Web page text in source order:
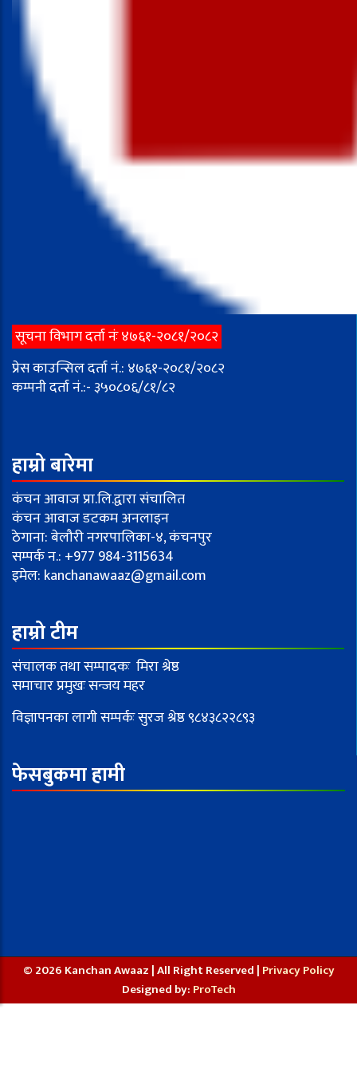
सूचना विभाग दर्ता नंः ४७६१-२०८१/२०८२
प्रेस काउन्सिल दर्ता नं.: ४७६१-२०८१/२०८२
कम्पनी दर्ता नं.:- ३५०८०६/८१/८२
हाम्रो बारेमा
कंचन आवाज प्रा.लि.द्वारा संचालित
कंचन आवाज डटकम अनलाइन
ठेगाना: बेलौरी नगरपालिका-४, कंचनपुर
सम्पर्क न.: +977 984-3115634
इमेल: kanchanawaaz@gmail.com
हाम्रो टीम
संचालक तथा सम्पादकः मिरा श्रेष्ठ
समाचार प्रमुखः सन्जय महर
विज्ञापनका लागी सम्पर्कः सुरज श्रेष्ठ ९८४३८२२८९३
फेसबुकमा हामी
© 2026 Kanchan Awaaz | All Right Reserved | Privacy Policy
Designed by: ProTech